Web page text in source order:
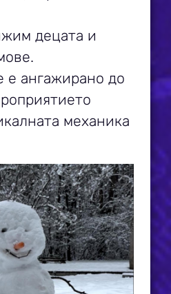
децата и
е ангажирано до
механика